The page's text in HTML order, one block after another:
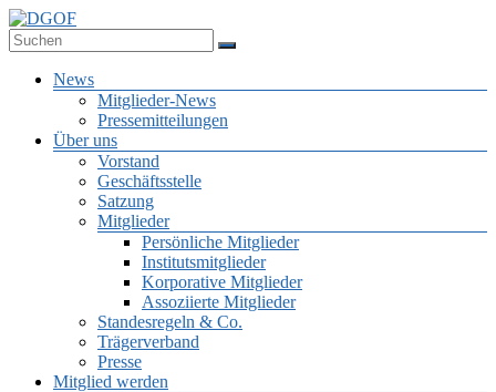
Zum
Inhalt
springen
Deutsche Gesellschaft für Online-Forschung e.V.
Menü
News
Mitglieder-News
Pressemitteilungen
Über uns
Vorstand
Geschäftsstelle
Satzung
Mitglieder
Persönliche Mitglieder
Institutsmitglieder
Korporative Mitglieder
Assoziierte Mitglieder
Standesregeln & Co.
Trägerverband
Presse
Mitglied werden